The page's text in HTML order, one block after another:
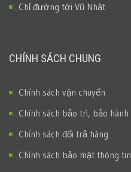
Chỉ đường tới Vũ Nhật
CHÍNH SÁCH CHUNG
Chính sách vận chuyển
Chính sách bảo trì, bảo hành
Chính sách đổi trả hàng
Chính sách bảo mật thông tin